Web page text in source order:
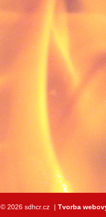
© 2026 sdhcr.cz | Tvorba